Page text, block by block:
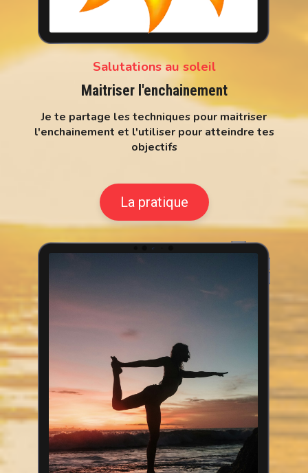
Salutations au soleil
Maitriser l'enchainement
Je te partage les techniques pour maitriser
l'enchainement et l'utiliser pour atteindre tes
objectifs
La pratique